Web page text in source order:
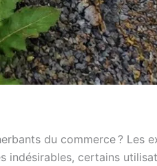
du commerce ? Les
indésirables, certains